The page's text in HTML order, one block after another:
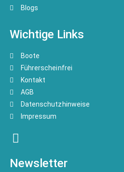
Blogs
Wichtige Links
Boote
Führerscheinfrei
Kontakt
AGB
Datenschutzhinweise
Impressum
Newsletter